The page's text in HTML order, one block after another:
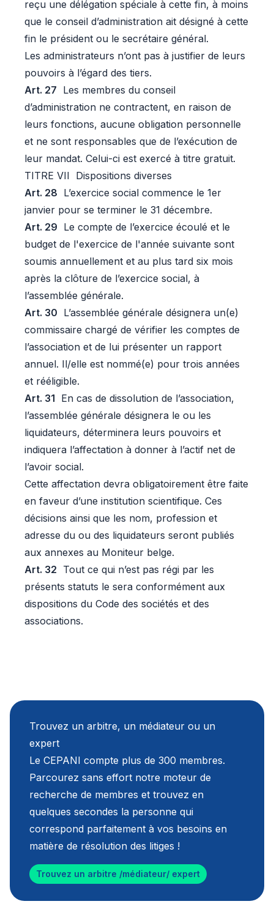
Trouvez un arbitre, un médiateur ou un
expert
Le CEPANI compte plus de 300 membres.
Parcourez sans effort notre moteur de
recherche de membres et trouvez en
quelques secondes la personne qui
correspond parfaitement à vos besoins en
matière de résolution des litiges !
Trouvez un arbitre /médiateur/ expert
reçu une délégation spéciale à cette fin, à moins
que le conseil d’administration ait désigné à cette
fin le président ou le secrétaire général.
Les administrateurs n’ont pas à justifier de leurs
pouvoirs à l’égard des tiers.
Art. 27 Les membres du conseil
d’administration ne contractent, en raison de
leurs fonctions, aucune obligation personnelle
et ne sont responsables que de l’exécution de
leur mandat. Celui-ci est exercé à titre gratuit.
TITRE VII Dispositions diverses
Art. 28 L’exercice social commence le 1er
janvier pour se terminer le 31 décembre.
Art. 29 Le compte de l’exercice écoulé et le
budget de l'exercice de l'année suivante sont
soumis annuellement et au plus tard six mois
après la clôture de l’exercice social, à
l’assemblée générale.
Art. 30 L’assemblée générale désignera un(e)
commissaire chargé de vérifier les comptes de
l’association et de lui présenter un rapport
annuel. Il/elle est nommé(e) pour trois années
et rééligible.
Art. 31 En cas de dissolution de l’association,
l’assemblée générale désignera le ou les
liquidateurs, déterminera leurs pouvoirs et
indiquera l’affectation à donner à l’actif net de
l’avoir social.
Cette affectation devra obligatoirement être faite
en faveur d’une institution scientifique. Ces
décisions ainsi que les nom, profession et
adresse du ou des liquidateurs seront publiés
aux annexes au Moniteur belge.
Art. 32 Tout ce qui n’est pas régi par les
présents statuts le sera conformément aux
dispositions du Code des sociétés et des
associations.